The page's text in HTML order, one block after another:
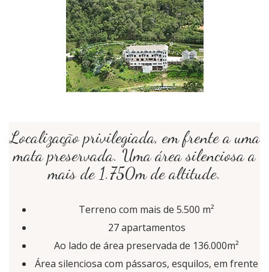
Localização privilegiada, em frente a uma
mata preservada. Uma área silenciosa a
mais de 1.750m de altitude.
Terreno com mais de 5.500 m²
27 apartamentos
Ao lado de área preservada de 136.000m²
Área silenciosa com pássaros, esquilos, em frente